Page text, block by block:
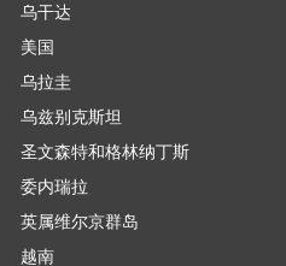
乌干达
美国
乌拉圭
乌兹别克斯坦
圣文森特和格林纳丁斯
委内瑞拉
英属维尔京群岛
越南